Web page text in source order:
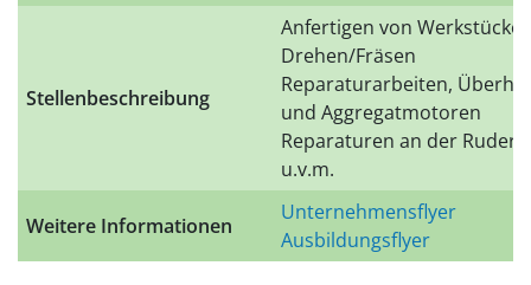
Stellenbeschreibung
Anfertigen von
Drehen/Fräsen
Reparaturarbeiten,
und Aggregatmotoren
Reparaturen an der
u.v.m.
Weitere Informationen
Unternehmensflyer
Ausbildungsflyer